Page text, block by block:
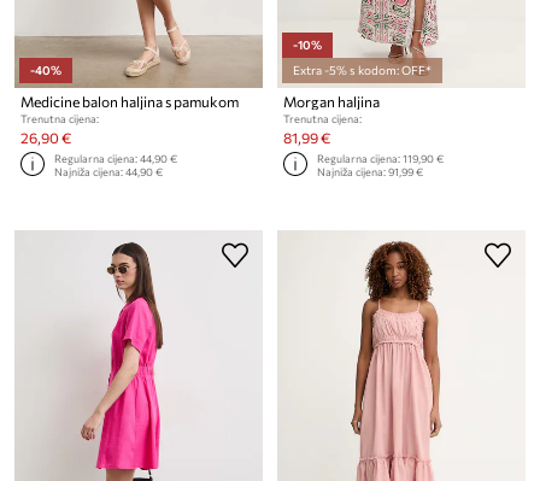
-40%
Medicine balon haljina s pamukom
Trenutna cijena:
26,90 €
Regularna cijena:44,90 €
Najniža cijena:44,90 €
-10%
Extra -5% s kodom: OFF*
Morgan haljina
Trenutna cijena:
81,99 €
Regularna cijena:119,90 €
Najniža cijena:91,99 €